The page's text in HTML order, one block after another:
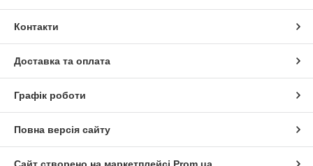
Контакти
Доставка та оплата
Графік роботи
Повна версія сайту
Сайт створено на маркетплейсі Prom.ua